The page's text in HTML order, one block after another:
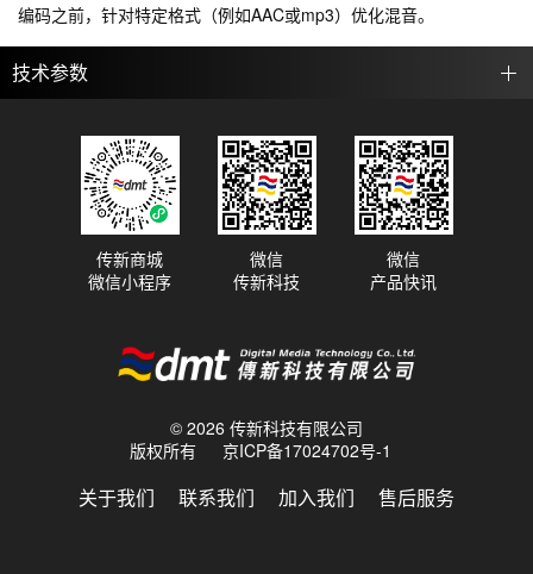
编码之前，针对特定格式（例如AAC或mp3）优化混音。
技术参数
© 2026 传新科技有限公司
版权所有
京ICP备17024702号-1
关于我们 联系我们 加入我们 售后服务
传新商城
微信小程序
微信
传新科技
微信
产品快讯